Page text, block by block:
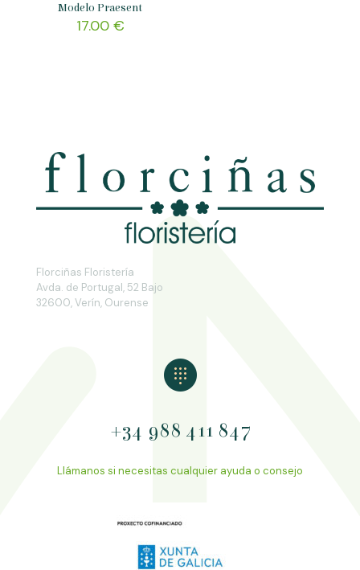
Modelo Praesent
17.00 €
Florciñas Floristería
Avda. de Portugal, 52 Bajo
32600, Verín, Ourense
+34 988 411 847
Llámanos si necesitas cualquier ayuda o consejo